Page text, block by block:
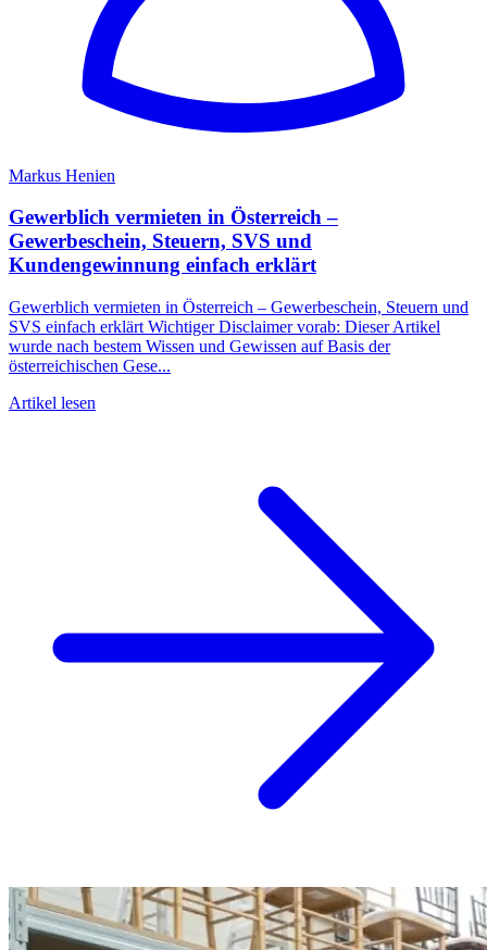
Markus Henien
Gewerblich vermieten in Österreich –
Gewerbeschein, Steuern, SVS und
Kundengewinnung einfach erklärt
Gewerblich vermieten in Österreich – Gewerbeschein, Steuern und
SVS einfach erklärt Wichtiger Disclaimer vorab: Dieser Artikel
wurde nach bestem Wissen und Gewissen auf Basis der
österreichischen Gese...
Artikel lesen